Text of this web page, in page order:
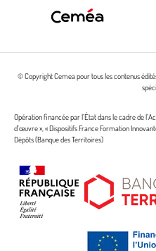
© Copyright Cemea pour tous les contenus
Opération financée par l’État dans le cadre de
d’œuvre », « Dispositifs France Formation
Dépôts (Banque des Territoires)